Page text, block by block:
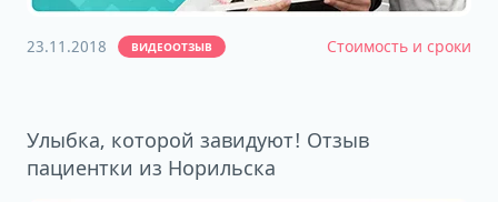
23.11.2018 ВИДЕООТЗЫВ Стоимость и сроки
Улыбка, которой завидуют! Отзыв
пациентки из Норильска